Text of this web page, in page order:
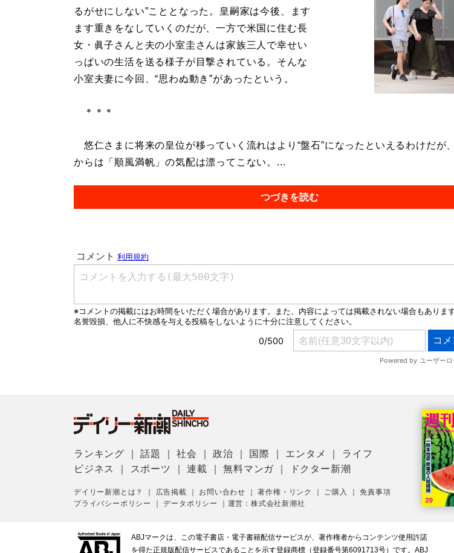
るがせにしない”こととなった。皇嗣家は今後、ます
ます重きをなしていくのだが、一方で米国に住む長
女・眞子さんと夫の小室圭さんは家族三人で幸せい
っぱいの生活を送る様子が目撃されている。そんな
小室夫妻に今回、“思わぬ動き”があったという。
＊＊＊
悠仁さまに将来の皇位が移っていく流れはより“盤石”になったといえるわけだが
からは「順風満帆」の気配は漂ってこない。...
つづきを読む
ランキング ｜話題 ｜社会 ｜政治 国際 エンタメ
ライフ
ビジネス
スポーツ ｜連載 ｜無料マンガ ドクター新潮
デイリー新潮とは？ 広告掲載 お問い合わせ ｜著作権・リンク ご購入 ｜免責事項
プライバシーポリシー
｜データポリシー 運営：株式会社新潮社
ABJマークは、この電子書店・電子書籍配信サービスが、著作権者からコンテンツ使用許諾
を得た正規版配信サービスであることを示す登録商標（登録番号第6091713号）です。ABJ